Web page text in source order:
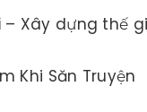
– Xây dựng thế
Khi Săn Truyện